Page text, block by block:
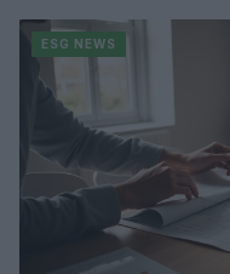
ESG NEWS